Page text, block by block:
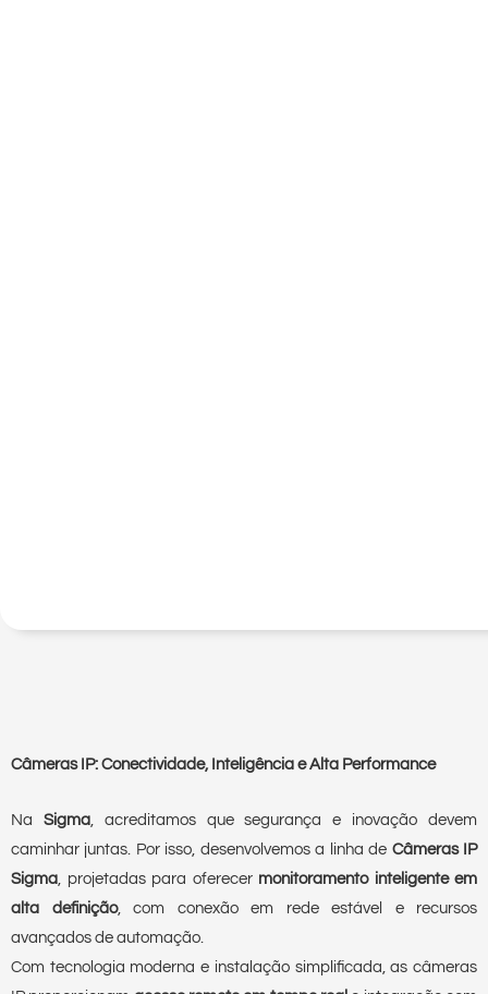
Câmeras IP: Conectividade, Inteligência e Alta Performance
Na Sigma, acreditamos que segurança e inovação devem
caminhar juntas. Por isso, desenvolvemos a linha de Câmeras IP
Sigma, projetadas para oferecer monitoramento inteligente em
alta definição, com conexão em rede estável e recursos
avançados de automação.
Com tecnologia moderna e instalação simplificada, as câmeras